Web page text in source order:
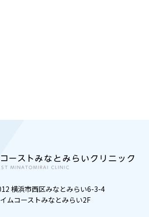
横浜市西区みなとみらい6-3-4
ムコーストみなとみらい2F